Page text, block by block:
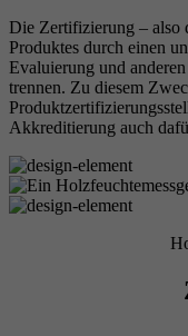
Die Zertifizierung – also
Produktes durch einen
Evaluierung und
trennen. Zu diesem
Akkreditierung auch